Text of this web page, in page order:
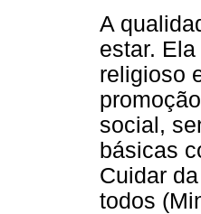
A
estar.
religioso
social,
básicas
Cuidar
todos